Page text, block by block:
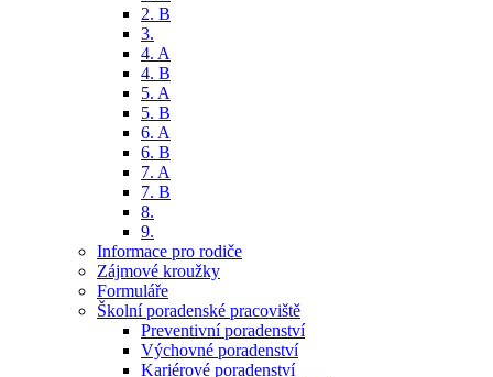
2. B
3.
4. A
4. B
5. A
5. B
6. A
6. B
7. A
7. B
8.
9.
Informace pro rodiče
Zájmové kroužky
Formuláře
Školní poradenské pracoviště
Preventivní poradenství
Výchovné poradenství
Kariérové poradenství